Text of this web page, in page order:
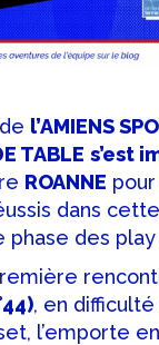
l’AMIENS
TABLE s’est
ROANNE
dans
phase des play
, en
l’emporte